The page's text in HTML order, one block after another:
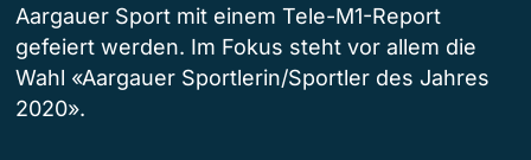
Aargauer Sport mit einem Tele-M1-Report
gefeiert werden. Im Fokus steht vor allem die
Wahl «Aargauer Sportlerin/Sportler des Jahres
2020».